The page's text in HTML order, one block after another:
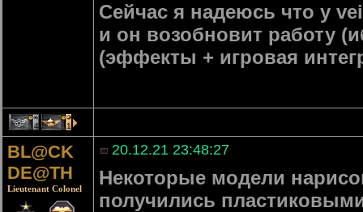
Сейчас я надеюсь что у
и он возобновит работу
(эффекты + игровая
4 1
BL@CK
DE@TH
Lieutenant Colonel
20.12.21 23:48:27
Некоторые модели
получились